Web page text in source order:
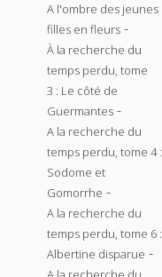
A l'ombre des jeunes
filles en fleurs -
À la recherche du
temps perdu, tome
3 : Le côté de
Guermantes -
A la recherche du
temps perdu, tome 4 :
Sodome et
Gomorrhe -
A la recherche du
temps perdu, tome 6 :
Albertine disparue -